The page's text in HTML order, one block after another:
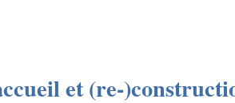
et (re-